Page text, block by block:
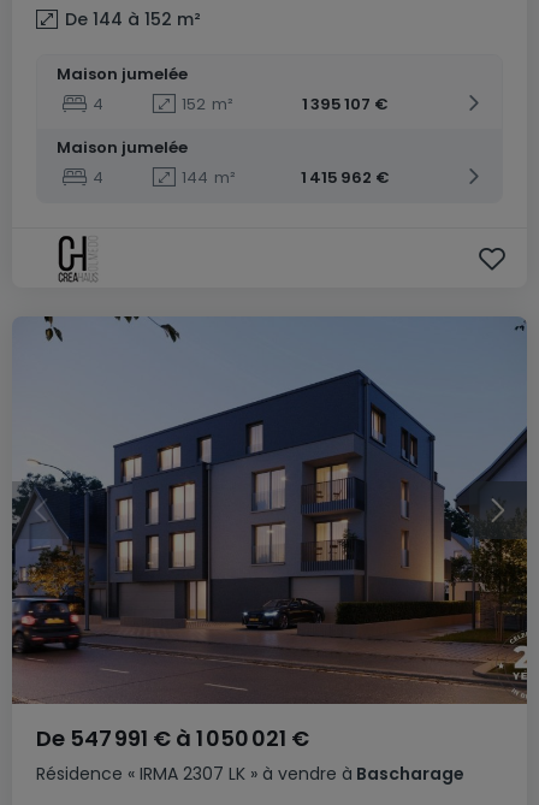
De 144 à 152 m²
Maison jumelée
4
152 m²
1 395 107 €
Maison jumelée
4
144 m² 1 415 962 €
Résidence « IRMA 2307 LK » à vendre à Bascharage
De 547 991 € à 1 050 021 €